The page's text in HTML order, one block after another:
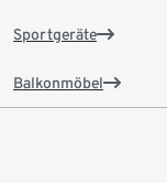
Sportgeräte
Balkonmöbel